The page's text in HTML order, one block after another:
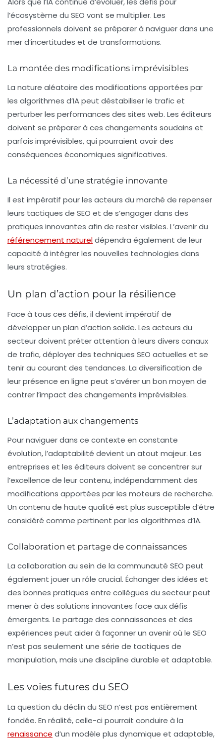
l’écosystème du SEO vont se multiplier. Les
professionnels doivent se préparer à naviguer dans une
mer d’incertitudes et de transformations.
La montée des modifications imprévisibles
La nature aléatoire des modifications apportées par
les algorithmes d’IA peut déstabiliser le trafic et
perturber les performances des sites web. Les éditeurs
doivent se préparer à ces changements soudains et
parfois imprévisibles, qui pourraient avoir des
conséquences économiques significatives.
La nécessité d’une stratégie innovante
Il est impératif pour les acteurs du marché de repenser
leurs tactiques de SEO et de s’engager dans des
pratiques innovantes afin de rester visibles. L’avenir du
référencement natureldépendra également de leur
capacité à intégrer les nouvelles technologies dans
leurs stratégies.
Un plan d’action pour la résilience
Face à tous ces défis, il devient impératif de
développer un plan d’action solide. Les acteurs du
secteur doivent prêter attention à leurs divers canaux
de trafic, déployer des techniques SEO actuelles et se
tenir au courant des tendances. La diversification de
leur présence en ligne peut s’avérer un bon moyen de
contrer l’impact des changements imprévisibles.
L’adaptation aux changements
Pour naviguer dans ce contexte en constante
évolution, l’adaptabilité devient un atout majeur. Les
entreprises et les éditeurs doivent se concentrer sur
l’excellence de leur contenu, indépendamment des
modifications apportées par les moteurs de recherche.
Un contenu de haute qualité est plus susceptible d’être
considéré comme pertinent par les algorithmes d’IA.
Collaboration et partage de connaissances
La collaboration au sein de la communauté SEO peut
également jouer un rôle crucial. Échanger des idées et
des bonnes pratiques entre collègues du secteur peut
mener à des solutions innovantes face aux défis
émergents. Le partage des connaissances et des
expériences peut aider à façonner un avenir où le SEO
n’est pas seulement une série de tactiques de
manipulation, mais une discipline durable et adaptable.
Les voies futures du SEO
La question du déclin du SEO n’est pas entièrement
fondée. En réalité, celle-ci pourrait conduire à la
renaissance d’un modèle plus dynamique et adaptable,